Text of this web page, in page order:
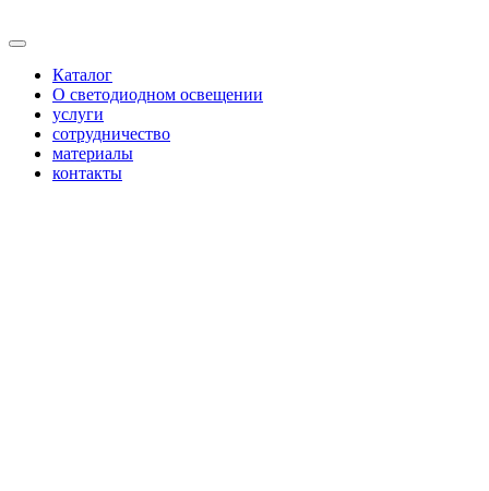
Каталог
О светодиодном освещении
услуги
сотрудничество
материалы
контакты